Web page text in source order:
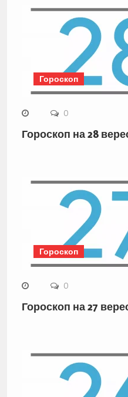
Гороскоп
0
Гороскоп на 28
Гороскоп
0
Гороскоп на 27